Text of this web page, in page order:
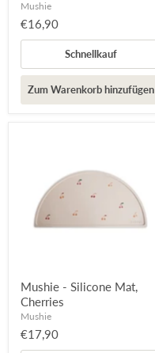
Mushie
€16,90
Schnellkauf
Zum Warenkorb hinzufügen
Mushie - Silicone Mat,
Cherries
Mushie
€17,90